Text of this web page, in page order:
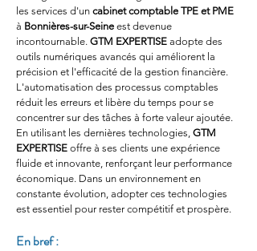
les services d'un cabinet comptable TPE et PME
à Bonnières-sur-Seine est devenue
incontournable. GTM EXPERTISE adopte des
outils numériques avancés qui améliorent la
précision et l'efficacité de la gestion financière.
L'automatisation des processus comptables
réduit les erreurs et libère du temps pour se
concentrer sur des tâches à forte valeur ajoutée.
En utilisant les dernières technologies, GTM
EXPERTISE offre à ses clients une expérience
fluide et innovante, renforçant leur performance
économique. Dans un environnement en
constante évolution, adopter ces technologies
est essentiel pour rester compétitif et prospère.
En bref :